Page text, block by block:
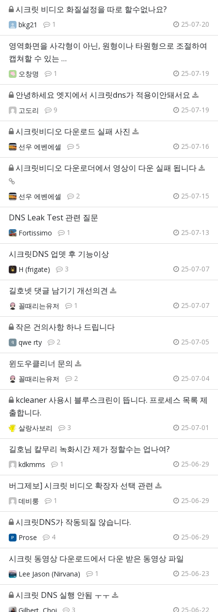
시크릿 비디오 화질설정을 따로 할수없나요?
bkg21 1 25-07-20
영역화면을 사각형이 아닌, 원형이나 타원형으로 조절하여
캡쳐할 수 있는 …
오창명 1 25-07-19
안녕하세요 엣지에서 시크릿dns가 적용이안돼서요
고도리 9 25-07-19
시크릿비디오 다운로드 실패 사진
선우 에벤에셀 5 25-07-16
시크릿비디오 다운로더에서 영상이 다운 실패 됩니다
선우 에벤에셀 2 25-07-15
DNS Leak Test 관련 질문
Fortissimo 1 25-07-13
시크릿DNS 업뎃 후 기능이상
H (frigate) 3 25-07-07
길호넷 댓글 남기기 개선의견
꼴때리는유저 1 25-07-07
작은 건의사항 하나 드립니다
qwe rty 2 25-07-05
윈도우클리너 문의
꼴때리는유저 2 25-07-04
kcleaner 사용시 블루스크린이 뜹니다. 프로세스 목록 제
출합니다.
살랑사보리 3 25-07-01
길호님 칼무리 녹화시간 제가 정할수는 업나여?
kdkmms 1 25-06-29
버그제보] 시크릿 비디오 확장자 선택 관련
데비룽 1 25-06-29
시크릿DNS가 작동되질 않습니다.
Prose 4 25-06-29
시크릿 동영상 다운로드에서 다운 받은 동영상 파일
Lee Jason (Nirvana) 1 25-06-23
시크릿 DNS 실행 안됨 ㅜㅜ
3 25-06-22